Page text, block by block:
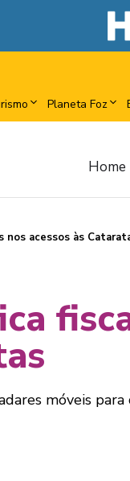
Planeta Foz
Home
nos acessos às
móveis